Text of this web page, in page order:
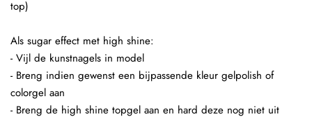
top)
Als sugar effect met high shine:
- Vijl de kunstnagels in model
- Breng indien gewenst een bijpassende kleur gelpolish of
colorgel aan
- Breng de high shine topgel aan en hard deze nog niet uit